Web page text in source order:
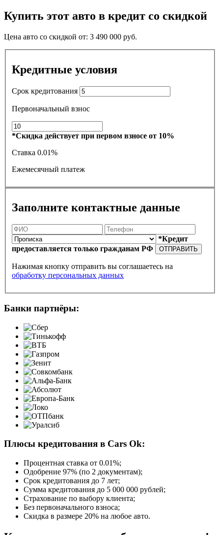
Купить этот авто в кредит со скидкой
Цена авто со скидкой от: 3 490 000 руб.
Кредитные условия
Срок кредитования
Первоначальный взнос
*Скидка действует при первом взносе от 10%
Ставка 0.01%
Ежемесячный платеж
Заполните контактные данные
*Кредит
предоставляется только гражданам РФ
ОТПРАВИТЬ
Нажимая кнопку отправить вы соглашаетесь на
обработку персональных данных
Банки партнёры:
Плюсы кредитования в Cars Ok:
Процентная ставка от 0.01%;
Одобрение 97% (по 2 документам);
Срок кредитования до 7 лет;
Сумма кредитования до 5 000 000 рублей;
Страхование по выбору клиента;
Без первоначального взноса;
Скидка в размере 20% на любое авто.